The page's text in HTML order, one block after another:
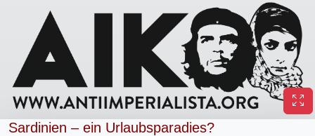
Sardinien – ein Urlaubsparadies?